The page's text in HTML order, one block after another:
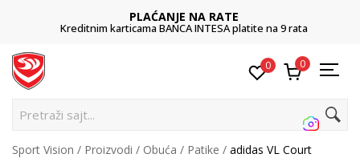
PLAĆANJE NA RATE
Kreditnim karticama BANCA INTESA platite na 9 rata
0 0
Pretraži sajt...
Sport Vision Proizvodi Obuća Patike adidas VL Court